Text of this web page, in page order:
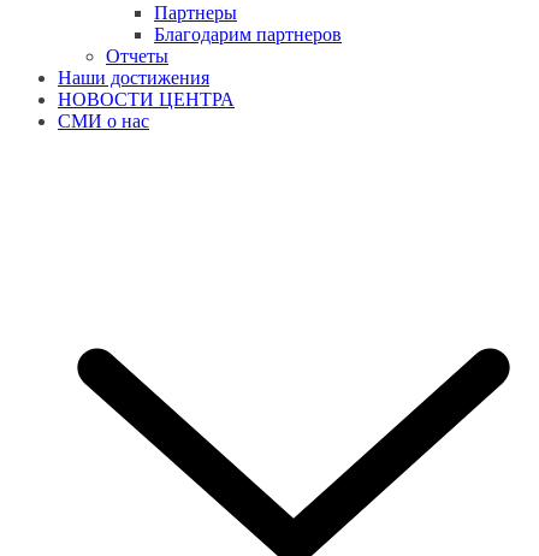
Партнеры
Благодарим партнеров
Отчеты
Наши достижения
НОВОСТИ ЦЕНТРА
СМИ о нас